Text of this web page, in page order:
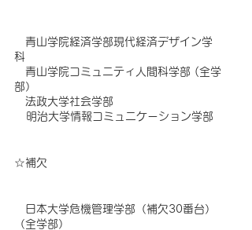
青山学院経済学部現代経済デザイン学
科
青山学院コミュニティ人間科学部 (全学
部）
法政大学社会学部
   明治大学情報コミュニケーション学部
☆補欠
日本大学危機管理学部（補欠30番台）
（全学部）